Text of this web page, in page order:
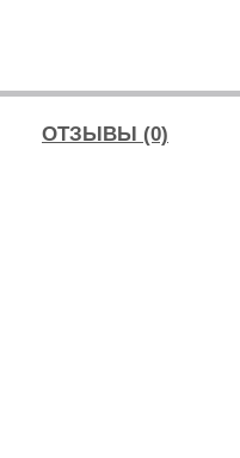
ОТЗЫВЫ (0)